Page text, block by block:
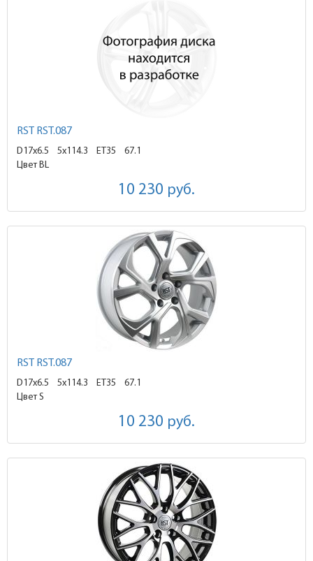
RST RST.087
D17x6.5 5x114.3 ET35
67.1
Цвет BL
10 230 руб.
RST RST.087
D17x6.5 5x114.3 ET35
67.1
Цвет S
10 230 руб.